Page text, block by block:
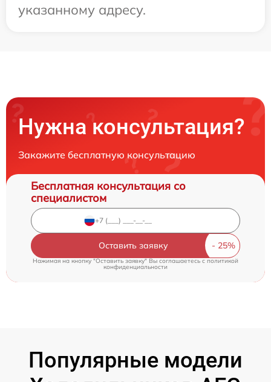
указанному адресу.
Нужна консультация?
Закажите бесплатную консультацию
Бесплатная консультация со
специалистом
Оставить заявку
Нажимая на кнопку "Оставить заявку" Вы соглашаетесь cполитикой
конфиденциальности
Популярные модели